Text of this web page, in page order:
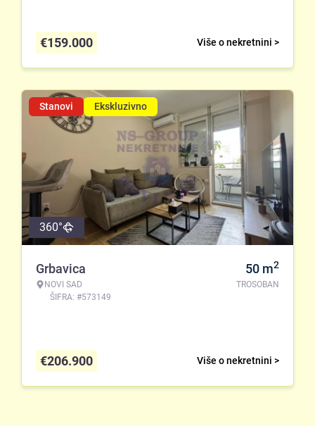
Više o nekretnini >
€159.000
Stanovi Ekskluzivno
360°
Grbavica
NOVI SAD
ŠIFRA: #573149
50 m2
TROSOBAN
Više o nekretnini >
€206.900